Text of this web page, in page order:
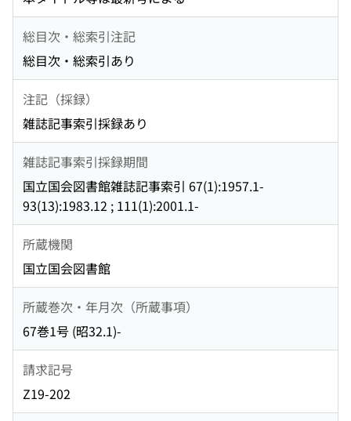
総目次・総索引注記
総目次・総索引あり
注記（採録）
雑誌記事索引採録あり
雑誌記事索引採録期間
国立国会図書館雑誌記事索引 67(1):1957.1-
93(13):1983.12 ; 111(1):2001.1-
所蔵機関
国立国会図書館
所蔵巻次・年月次（所蔵事項）
67巻1号 (昭32.1)-
請求記号
Z19-202